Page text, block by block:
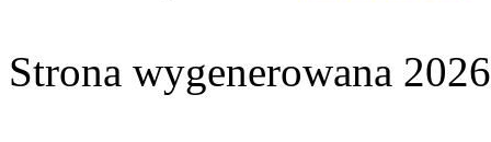
Strona wygenerowana